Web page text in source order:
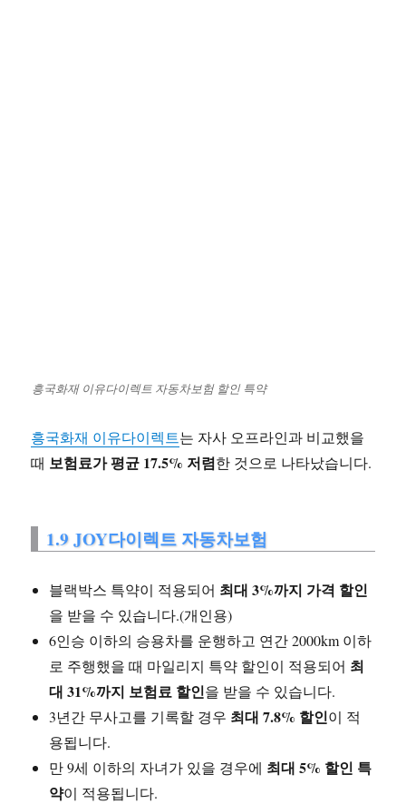
흥국화재 이유다이렉트 자동차보험 할인 특약
흥국화재 이유다이렉트는 자사 오프라인과 비교했을
때 보험료가 평균 17.5% 저렴한 것으로 나타났습니다.
1.9 JOY다이렉트 자동차보험
블랙박스 특약이 적용되어 최대 3%까지 가격 할인
을 받을 수 있습니다.(개인용)
6인승 이하의 승용차를 운행하고 연간 2000km 이하
로 주행했을 때 마일리지 특약 할인이 적용되어 최
대 31%까지 보험료 할인을 받을 수 있습니다.
3년간 무사고를 기록할 경우 최대 7.8% 할인이 적
용됩니다.
만 9세 이하의 자녀가 있을 경우에 최대 5% 할인 특
약이 적용됩니다.